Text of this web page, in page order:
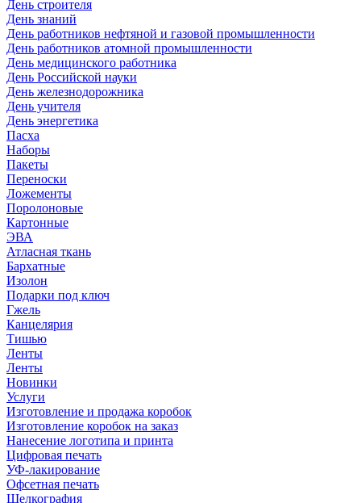
День строителя
День знаний
День работников нефтяной и газовой промышленности
День работников атомной промышленности
День медицинского работника
День Российской науки
День железнодорожника
День учителя
День энергетика
Пасха
Наборы
Пакеты
Переноски
Ложементы
Поролоновые
Картонные
ЭВА
Атласная ткань
Бархатные
Изолон
Подарки под ключ
Гжель
Канцелярия
Тишью
Ленты
Ленты
Новинки
Услуги
Изготовление и продажа коробок
Изготовление коробок на заказ
Нанесение логотипа и принта
Цифровая печать
УФ-лакирование
Офсетная печать
Шелкография